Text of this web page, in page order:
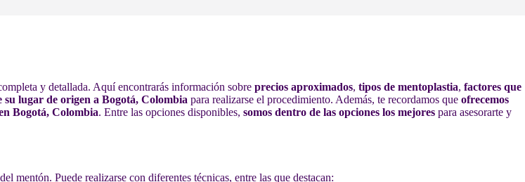
y detallada. Aquí encontrarás información sobre precios aproximados, tipos de mentoplastia, factores que
su lugar de origen a Bogotá, Colombia para realizarse el procedimiento. Además, te recordamos que ofrecemos
Bogotá, Colombia. Entre las opciones disponibles, somos dentro de las opciones los mejores para asesorarte y
Puede realizarse con diferentes técnicas, entre las que destacan: